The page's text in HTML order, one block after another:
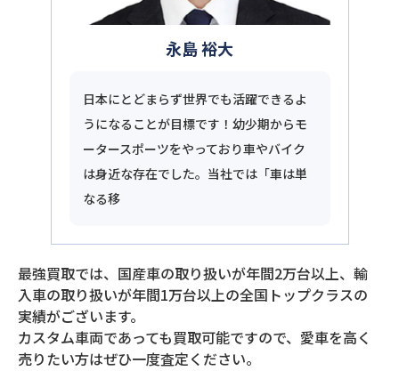
永島 裕大
日本にとどまらず世界でも活躍できるよ
うになることが目標です！幼少期からモ
ータースポーツをやっており車やバイク
は身近な存在でした。当社では「車は単
なる移
最強買取では、国産車の取り扱いが年間2万台以上、輸
入車の取り扱いが年間1万台以上の全国トップクラスの
実績がございます。
カスタム車両であっても買取可能ですので、愛車を高く
売りたい方はぜひ一度査定ください。